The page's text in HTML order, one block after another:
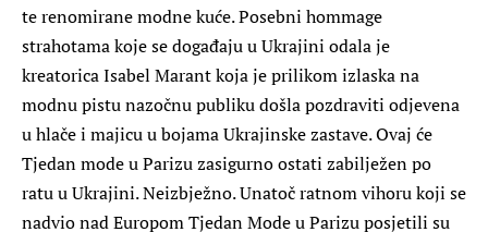
te renomirane modne kuće. Posebni hommage
strahotama koje se događaju u Ukrajini odala je
kreatorica Isabel Marant koja je prilikom izlaska na
modnu pistu nazočnu publiku došla pozdraviti odjevena
u hlače i majicu u bojama Ukrajinske zastave. Ovaj će
Tjedan mode u Parizu zasigurno ostati zabilježen po
ratu u Ukrajini. Neizbježno. Unatoč ratnom vihoru koji se
nadvio nad Europom Tjedan Mode u Parizu posjetili su